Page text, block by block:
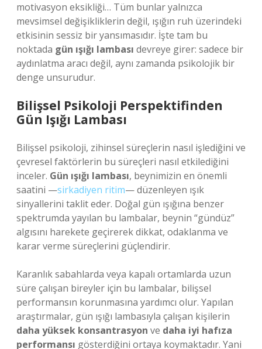
motivasyon eksikliği… Tüm bunlar yalnızca
mevsimsel değişikliklerin değil, ışığın ruh üzerindeki
etkisinin sessiz bir yansımasıdır. İşte tam bu
noktada gün ışığı lambası devreye girer: sadece bir
aydınlatma aracı değil, aynı zamanda psikolojik bir
denge unsurudur.
Bilişsel Psikoloji Perspektifinden
Gün Işığı Lambası
Bilişsel psikoloji, zihinsel süreçlerin nasıl işlediğini ve
çevresel faktörlerin bu süreçleri nasıl etkilediğini
inceler. Gün ışığı lambası, beynimizin en önemli
saatini —sirkadiyen ritim— düzenleyen ışık
sinyallerini taklit eder. Doğal gün ışığına benzer
spektrumda yayılan bu lambalar, beynin “gündüz”
algısını harekete geçirerek dikkat, odaklanma ve
karar verme süreçlerini güçlendirir.
Karanlık sabahlarda veya kapalı ortamlarda uzun
süre çalışan bireyler için bu lambalar, bilişsel
performansın korunmasına yardımcı olur. Yapılan
araştırmalar, gün ışığı lambasıyla çalışan kişilerin
daha yüksek konsantrasyon ve daha iyi hafıza
performansı gösterdiğini ortaya koymaktadır. Yani